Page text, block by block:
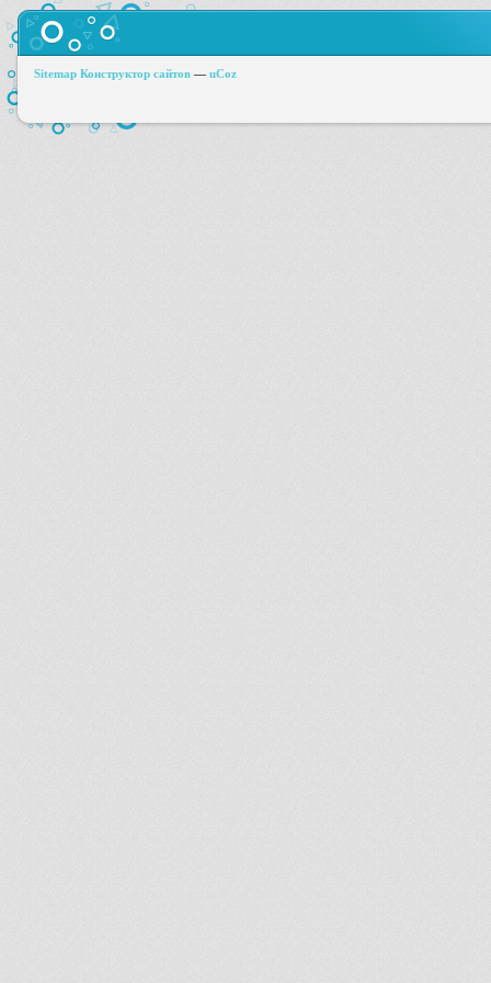
Sitemap Конструктор сайтов — uCoz